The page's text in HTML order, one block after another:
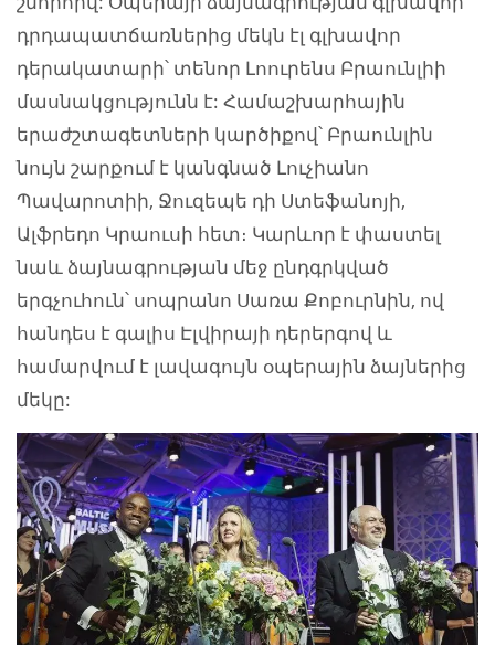
դրդապատճառներից մեկն էլ գլխավոր
դերակատարի՝ տենոր Լոուրենս Բրաունլիի
մասնակցությունն է: Համաշխարհային
երաժշտագետների կարծիքով՝ Բրաունլին
նույն շարքում է կանգնած Լուչիանո
Պավարոտիի, Ջուզեպե դի Ստեֆանոյի,
Ալֆրեդո Կրաուսի հետ։ Կարևոր է փաստել
նաև ձայնագրության մեջ ընդգրկված
երգչուհուն՝ սոպրանո Սառա Քոբուրնին, ով
հանդես է գալիս Էլվիրայի դերերգով և
համարվում է լավագույն օպերային ձայներից
մեկը: